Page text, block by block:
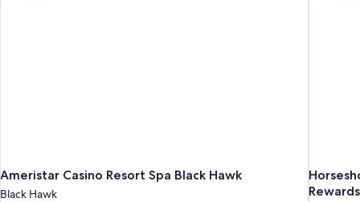
Ameristar Casino Resort Spa Black Hawk
Black Hawk